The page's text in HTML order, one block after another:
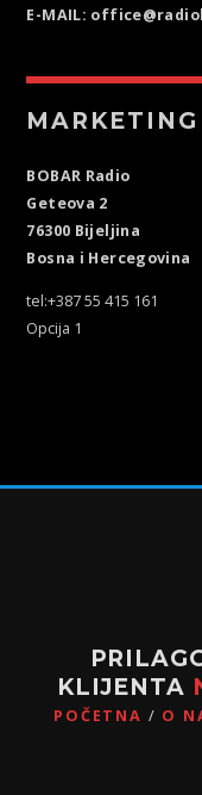
E-MAIL:
MARKETING
BOBAR Radio
Geteova 2
76300 Bijeljina
Bosna i Hercegovina
tel:+387 55 415 161
Opcija 1
KLIJENTA
POČETNA O